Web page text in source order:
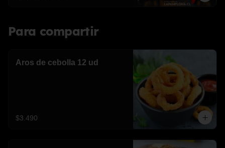
Para compartir
Aros de cebolla 12 ud
$3.490